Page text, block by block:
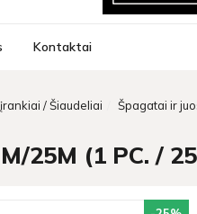
Kontaktai
/ Šiaudeliai Špagatai ir
25M (1 PC. /